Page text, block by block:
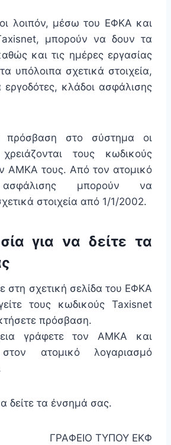
λοιπόν, μέσω του ΕΦΚΑ και
μπορούν να δουν τα
και τις ημέρες εργασίας
υπόλοιπα σχετικά στοιχεία,
εργοδότες, κλάδοι ασφάλισης
πρόσβαση στο σύστημα οι
τους κωδικούς
ΑΜΚΑ τους. Από τον ατομικό
ασφάλισης μπορούν να
στοιχεία από 1/1/2002.
για να δείτε τα
στη σχετική σελίδα του ΕΦΚΑ
τους κωδικούς Taxisnet
πρόσβαση.
γράφετε τον ΑΜΚΑ και
ατομικό λογαριασμό
δείτε τα ένσημά σας.
ΓΡΑΦΕΙΟ ΤΥΠΟΥ ΕΚΦ